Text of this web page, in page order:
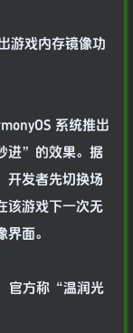
游戏内存镜像功
系统推出
进”的效果。据
开发者先切换场
该游戏下一次无
面。
官方称“温润光